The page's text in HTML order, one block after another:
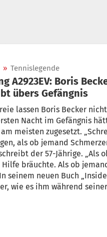
» Tennislegende
A2923EV: Boris
übers Gefängnis
lassen Boris Becker
Nacht im Gefängnis
meisten zugesetzt.
als ob jemand
der 57-Jährige. „Als
bräuchte. Als ob
seinem neuen Buch
wie es ihm während